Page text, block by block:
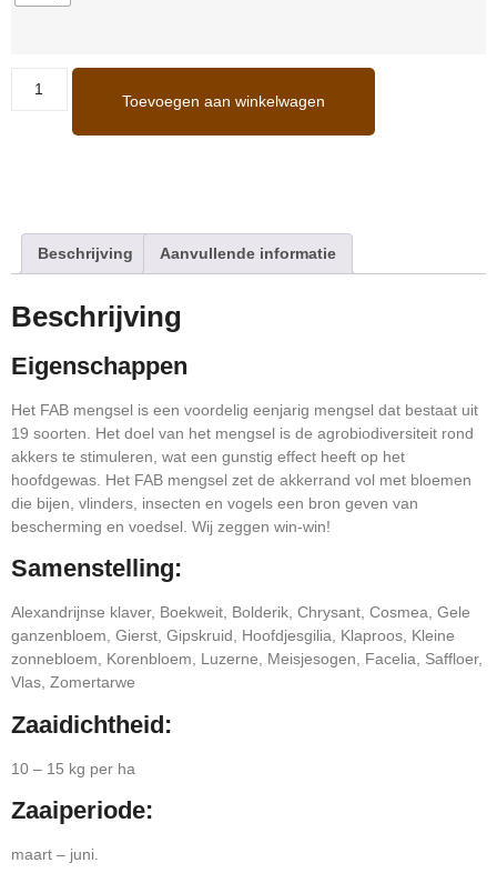
Toevoegen aan winkelwagen
Beschrijving Aanvullende informatie
Beschrijving
Eigenschappen
Het FAB mengsel is een voordelig eenjarig mengsel dat bestaat uit
19 soorten. Het doel van het mengsel is de agrobiodiversiteit rond
akkers te stimuleren, wat een gunstig effect heeft op het
hoofdgewas. Het FAB mengsel zet de akkerrand vol met bloemen
die bijen, vlinders, insecten en vogels een bron geven van
bescherming en voedsel. Wij zeggen win-win!
Samenstelling:
Alexandrijnse klaver, Boekweit, Bolderik, Chrysant, Cosmea, Gele
ganzenbloem, Gierst, Gipskruid, Hoofdjesgilia, Klaproos, Kleine
zonnebloem, Korenbloem, Luzerne, Meisjesogen, Facelia, Saffloer,
Vlas, Zomertarwe
Zaaidichtheid:
10 – 15 kg per ha
Zaaiperiode:
maart – juni.